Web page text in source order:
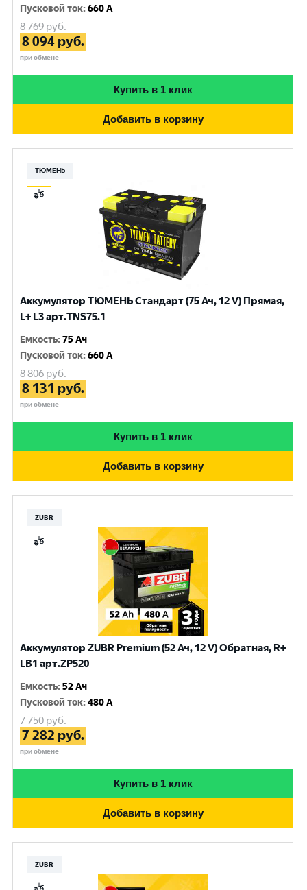
Пусковой ток:660 A
8 769руб.
8 094 руб.
при обмене
Купить в 1 клик
Добавить в корзину
ТЮМЕНЬ
Аккумулятор ТЮМЕНЬ Стандарт (75 Ач, 12 V) Прямая,
L+ L3 арт.TNS75.1
Емкость:75 Ач
Пусковой ток:660 A
8 806руб.
8 131 руб.
при обмене
Купить в 1 клик
Добавить в корзину
ZUBR
Аккумулятор ZUBR Premium (52 Ач, 12 V) Обратная, R+
LB1 арт.ZP520
Емкость:52 Ач
Пусковой ток:480 A
7 750руб.
7 282 руб.
при обмене
Купить в 1 клик
Добавить в корзину
ZUBR